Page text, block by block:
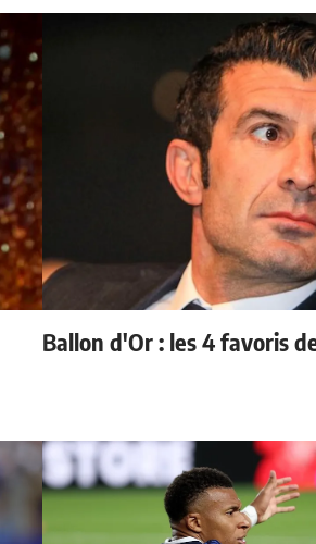
Ballon d'Or : les 4 favoris